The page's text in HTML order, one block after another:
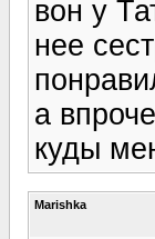
вон у
нее
а
куды
Marishka